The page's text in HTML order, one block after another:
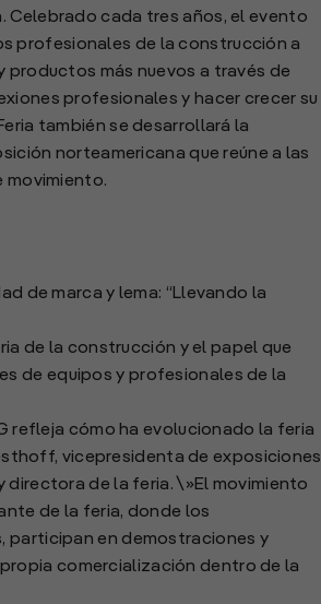
cada tres años, el evento
profesionales de la construcción a
productos más nuevos a través de
profesionales y hacer crecer su
también se desarrollará la
norteamericana que reúne a las
movimiento.
de marca y lema: “Llevando la
de la construcción y el papel que
de equipos y profesionales de la
refleja cómo ha evolucionado la feria
vicepresidenta de exposiciones
directora de la feria. \»El movimiento
de la feria, donde los
participan en demostraciones y
comercialización dentro de la